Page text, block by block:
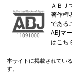
ＡＢＪ
著作権
である
ABJマ
はこ
本サイトに掲載されてい
す。